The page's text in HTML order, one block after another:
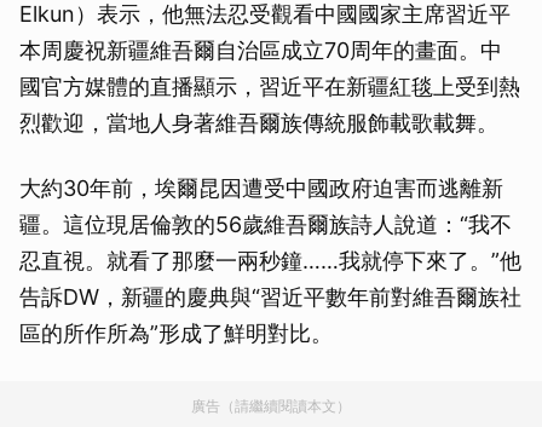
Elkun）表示，他無法忍受觀看中國國家主席習近平
本周慶祝新疆維吾爾自治區成立70周年的畫面。中
國官方媒體的直播顯示，習近平在新疆紅毯上受到熱
烈歡迎，當地人身著維吾爾族傳統服飾載歌載舞。
大約30年前，埃爾昆因遭受中國政府迫害而逃離新
疆。這位現居倫敦的56歲維吾爾族詩人說道：“我不
忍直視。就看了那麼一兩秒鐘……我就停下來了。”他
告訴DW，新疆的慶典與“習近平數年前對維吾爾族社
區的所作所為”形成了鮮明對比。
廣告（請繼續閱讀本文）